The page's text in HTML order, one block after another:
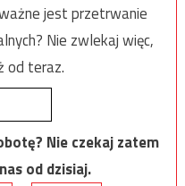
jest przetrwanie
Nie zwlekaj więc,
od teraz.
Nie czekaj zatem
od dzisiaj.